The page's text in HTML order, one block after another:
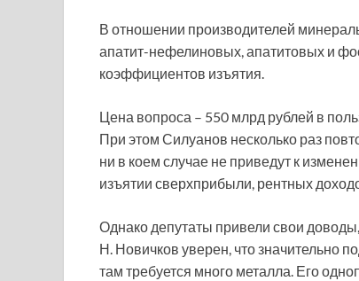
В отношении производителей
апатит-нефелиновых, апатитовых и
коэффициентов изъятия.
Цена вопроса – 550 млрд рублей в
При этом Силуанов несколько раз
ни в коем случае не приведут к
изъятии сверхприбыли, рентных
Однако депутаты привели свои
Н. Новичков уверен, что значительно
там требуется много металла. Его